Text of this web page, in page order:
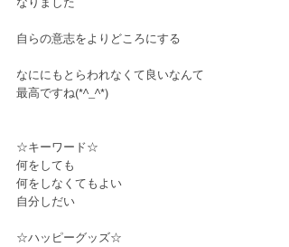
自らの意志をよりどころにする
なににもとらわれなくて良いなんて
最高ですね(*^_^*)
☆キーワード☆
何をしても
何をしなくてもよい
自分しだい
☆ハッピーグッズ☆